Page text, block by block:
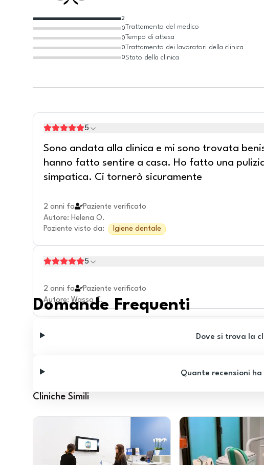
0
0
0
0
2
Trattamento del medico
Tempo di attesa
Trattamento dei lavoratori della clinica
Stato della clinica
5
Sono andata alla clinica e mi sono trovata
hanno fatto sentire a casa. Ho fatto una
simpatica. Ci tornerò sicuramente
2 anni fa
Paziente verificato
Autore: Helena O.
Paziente visto da: Igiene dentale
5
2 anni fa
Paziente verificato
Autore: Wassa C.
Domande Frequenti
Dove si trova la
Quante recensioni ha
Cliniche Simili